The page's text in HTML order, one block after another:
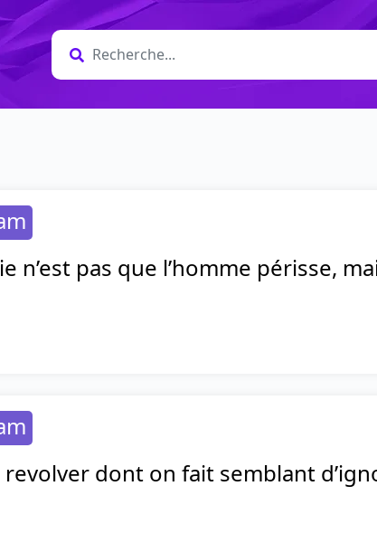
n’est pas que l’homme périsse,
dont on fait semblant